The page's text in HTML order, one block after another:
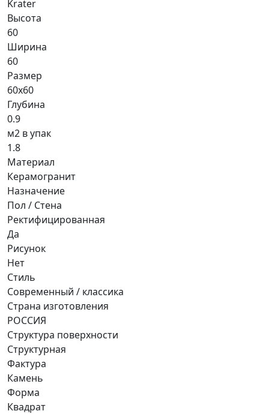
Krater
Высота
60
Ширина
60
Размер
60x60
Глубина
0.9
м2 в упак
1.8
Материал
Керамогранит
Назначение
Пол / Стена
Ректифицированная
Да
Рисунок
Нет
Стиль
Современный / классика
Страна изготовления
РОССИЯ
Структура поверхности
Структурная
Фактура
Камень
Форма
Квадрат